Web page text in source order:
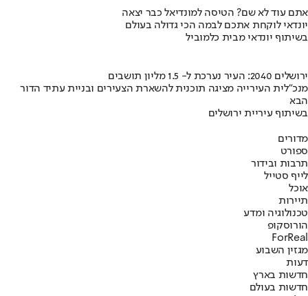
אתם עוד לא שם? הטיסה למונדיאל כבר יצאה
יונדאי לוקחת אתכם לבמה הכי גדולה בעולם
בשיתוף יונדאי מבית כלמוביל
ירושלים 2040: העיר נערכת ל- 1.5 מליון תושבים
מנכ"לית העירייה מציגה תוכנית להשארת הצעירים ובניית עתיד הדור
הבא
בשיתוף עיריית ירושלים
מדורים
ספורט
תרבות ובידור
לייף סטייל
אוכל
תיירות
טכנולוגיה ומדע
הורוסקופ
ForReal
מגזין השבוע
דעות
חדשות בארץ
חדשות בעולם